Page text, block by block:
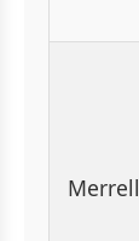
Merrell